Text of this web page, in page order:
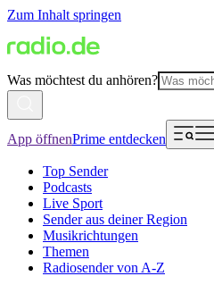
Zum Inhalt springen
Was möchtest du anhören?
App öffnenPrime entdecken
Top Sender
Podcasts
Live Sport
Sender aus deiner Region
Musikrichtungen
Themen
Radiosender von A-Z